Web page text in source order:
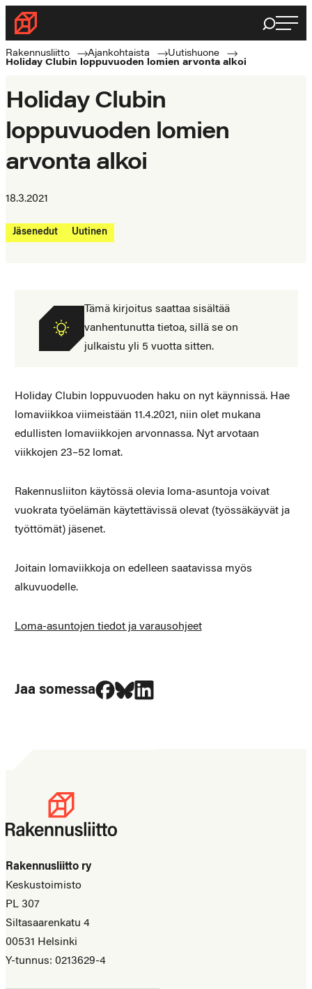
Siirry
suoraan
sisältöön
Rakennusliitto
Rakennusalan
ammattilaisten
Haku
Rakennusliitto Ajankohtaista
Uutishuone
Holiday Clubin loppuvuoden lomien arvonta alkoi
Holiday Clubin
loppuvuoden lomien
arvonta alkoi
18.3.2021
Jäsenedut Uutinen
Tämä kirjoitus saattaa sisältää
vanhentunutta tietoa, sillä se on
julkaistu yli 5 vuotta sitten.
Holiday Clubin loppuvuoden haku on nyt käynnissä. Hae
lomaviikkoa viimeistään 11.4.2021, niin olet mukana
edullisten lomaviikkojen arvonnassa. Nyt arvotaan
viikkojen 23–52 lomat.
Rakennusliiton käytössä olevia loma-asuntoja voivat
vuokrata työelämän käytettävissä olevat (työssäkäyvät ja
työttömät) jäsenet.
Joitain lomaviikkoja on edelleen saatavissa myös
alkuvuodelle.
Loma-asuntojen tiedot ja varausohjeet
Jaa somessa
Jaa Facebookissa
Jaa Blueskyssa
Jaa LinkedIn:ssä
Rakennusliitto ry
Keskustoimisto
PL 307
Siltasaarenkatu 4
00531 Helsinki
Y-tunnus: 0213629-4